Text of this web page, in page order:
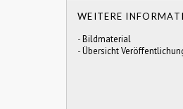
WEITERE
-Bildmaterial
-Übersicht